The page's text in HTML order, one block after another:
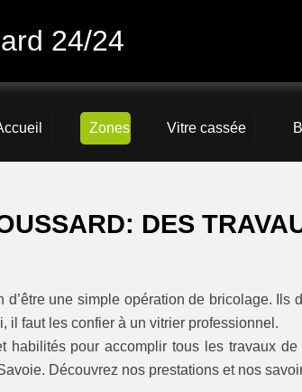
24/24
Zones Vitre cassée
DES
d’être une simple opération de bricolage.
il faut les confier à un vitrier professionnel.
habilités pour accomplir tous les travaux
Découvrez nos prestations et nos